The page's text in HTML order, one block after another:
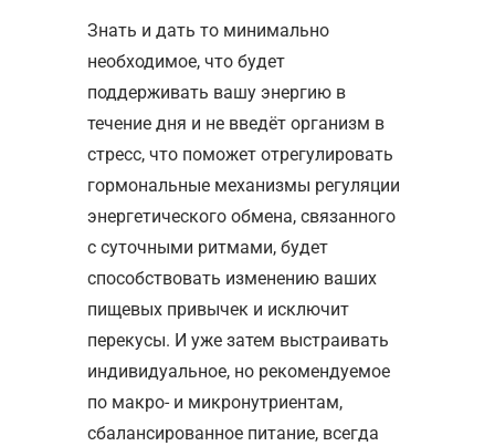
Знать и дать то минимально
необходимое, что будет
поддерживать вашу энергию в
течение дня и не введёт организм в
стресс, что поможет отрегулировать
гормональные механизмы регуляции
энергетического обмена, связанного
с суточными ритмами, будет
способствовать изменению ваших
пищевых привычек и исключит
перекусы. И уже затем выстраивать
индивидуальное, но рекомендуемое
по макро- и микронутриентам,
сбалансированное питание, всегда